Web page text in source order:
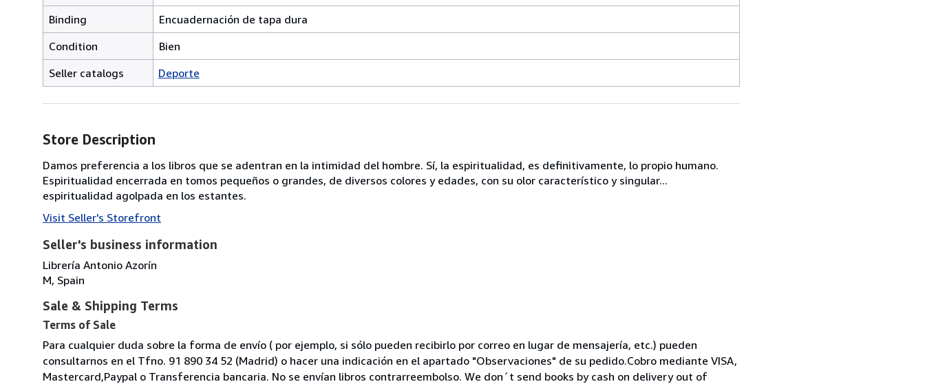
Binding
Encuadernación de tapa dura
Condition
Bien
Seller catalogs
Deporte
Store Description
Damos preferencia a los libros que se adentran en la intimidad del hombre. Sí, la espiritualidad, es definitivamente, lo propio humano.
Espiritualidad encerrada en tomos pequeños o grandes, de diversos colores y edades, con su olor característico y singular...
espiritualidad agolpada en los estantes.
Visit Seller's Storefront
Seller's business information
Librería Antonio Azorín
M, Spain
Sale & Shipping Terms
Terms of Sale
Para cualquier duda sobre la forma de envío ( por ejemplo, si sólo pueden recibirlo por correo en lugar de mensajería, etc.) pueden
consultarnos en el Tfno. 91 890 34 52 (Madrid) o hacer una indicación en el apartado "Observaciones" de su pedido.Cobro mediante VISA,
Mastercard,Paypal o Transferencia bancaria. No se envían libros contrarreembolso. We don´t send books by cash on delivery out of